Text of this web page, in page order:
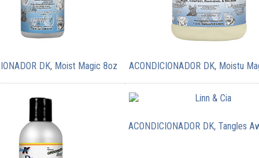
DK, Moist Magic 8oz ACONDICIONADOR DK, Moistu
ACONDICIONADOR DK, Tangles